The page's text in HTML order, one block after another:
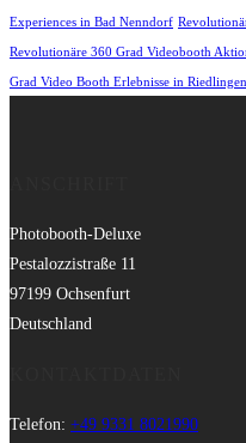
Experiences in Bad Nenndorf
Revolutionäre 360 Grad Videobooth
Grad Video Booth Erlebnisse in Riedlingen
Photobooth-Deluxe
Pestalozzistraße 11
97199 Ochsenfurt
Deutschland
Telefon: +49 9331 8021990